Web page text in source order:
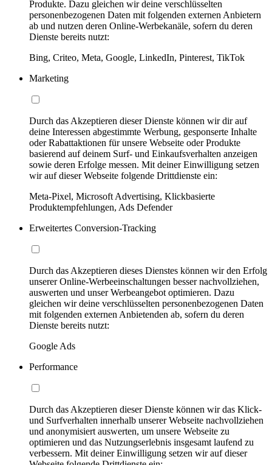
Produkte. Dazu gleichen wir deine verschlüsselten
personenbezogenen Daten mit folgenden externen Anbietern
ab und nutzen deren Online-Werbekanäle, sofern du deren
Dienste bereits nutzt:
Bing, Criteo, Meta, Google, LinkedIn, Pinterest, TikTok
Marketing
Durch das Akzeptieren dieser Dienste können wir dir auf
deine Interessen abgestimmte Werbung, gesponserte Inhalte
oder Rabattaktionen für unsere Webseite oder Produkte
basierend auf deinem Surf- und Einkaufsverhalten anzeigen
sowie deren Erfolge messen. Mit deiner Einwilligung setzen
wir auf dieser Webseite folgende Drittdienste ein:
Meta-Pixel, Microsoft Advertising, Klickbasierte
Produktempfehlungen, Ads Defender
Erweitertes Conversion-Tracking
Durch das Akzeptieren dieses Dienstes können wir den Erfolg
unserer Online-Werbeeinschaltungen besser nachvollziehen,
auswerten und unser Werbeangebot optimieren. Dazu
gleichen wir deine verschlüsselten personenbezogenen Daten
mit folgenden externen Anbietenden ab, sofern du deren
Dienste bereits nutzt:
Google Ads
Performance
Durch das Akzeptieren dieser Dienste können wir das Klick-
und Surfverhalten innerhalb unserer Webseite nachvollziehen
und anonymisiert auswerten, um unsere Webseite zu
optimieren und das Nutzungserlebnis insgesamt laufend zu
verbessern. Mit deiner Einwilligung setzen wir auf dieser